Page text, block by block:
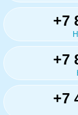
+7
+7
+7